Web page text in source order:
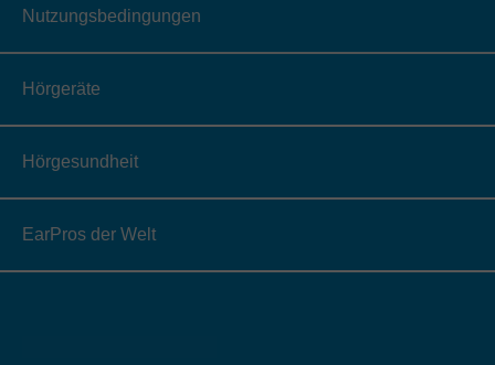
Nutzungsbedingungen
Hörgeräte
Hörgesundheit
EarPros der Welt